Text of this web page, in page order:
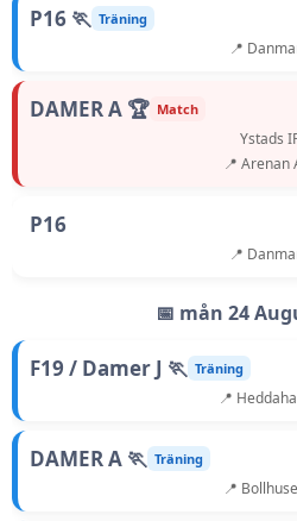
P16 🏃 Träning
📍
DAMER A 🏆 Match
Ystads
📍 Arenan
P16
📍
📅 mån 24
F19 / Damer J 🏃 Träning
📍
DAMER A 🏃 Träning
📍